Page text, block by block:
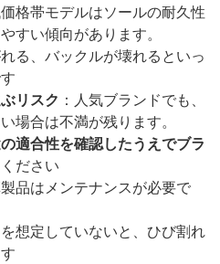
価格帯モデルはソールの耐久性
すい傾向があります。
る、バックルが壊れるといっ
リスク ：人気ブランドでも、
場合は不満が残ります。
適合性を確認したうえでブラ
ださい
製品はメンテナンスが必要で
想定していないと、ひび割れ